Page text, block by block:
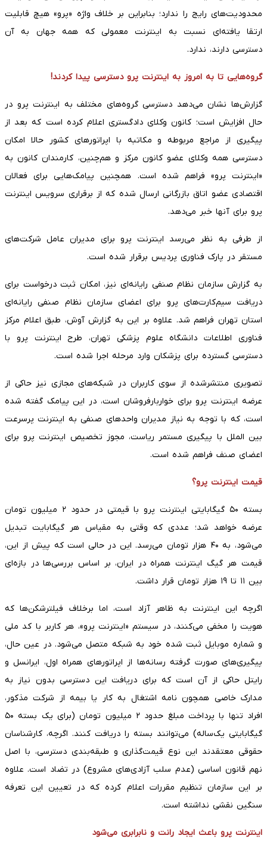
محدودیت‌های رایج را ندارد؛ بنابراین بر خلاف واژه «پرو» هیچ قابلیت
ارتقا یافته‌ای نسبت به اینترنت معمولی که همه جهان به آن
دسترسی دارند، ندارد.
گروه‌هایی تا به امروز به اینترنت پرو دسترسی پیدا کردند!
گزارش‌ها نشان می‌دهد دسترسی گروه‌های مختلف به اینترنت پرو در
حال افزایش است؛ کانون وکلای دادگستری اعلام کرده است که بعد از
پیگیری از مراجع مربوطه و مکاتبه با اپراتور‌های کشور حالا امکان
دسترسی همه وکلای عضو کانون مرکز و هم‌چنین، کارمندان کانون به
«اینترنت پرو» فراهم شده است. همچنین پیامک‌هایی برای فعالان
اقتصادی عضو اتاق بازرگانی ارسال شده که از برقراری سرویس اینترنت
پرو برای آنها خبر می‌دهد.
از طرفی به نظر می‌رسد اینترنت پرو برای مدیران عامل شرکت‌های
مستقر در پارک فناوری پردیس برقرار شده است.
به گزارش سازمان نظام صنفی رایانه‌ای نیز، امکان ثبت درخواست برای
دریافت سیم‌کارت‌های پرو برای اعضای سازمان نظام صنفی رایانه‌ای
استان تهران فراهم شد. علاوه بر این به گزارش آوش، طبق اعلام مرکز
فناوری اطلاعات دانشگاه علوم پزشکی تهران، طرح اینترنت پرو با
دسترسی گسترده برای پزشکان وارد مرحله اجرا شده است.
تصویری منتشرشده از سوی کاربران در شبکه‌های مجازی نیز حاکی از
عرضه اینترنت پرو برای خواربارفروشان است، در این پیامک گفته شده
است، که با توجه به نیاز مدیران واحد‌های صنفی به اینترنت پرسرعت
بین الملل با پیگیری مستمر ریاست، مجوز تخصیص اینترنت پرو برای
اعضای صنف فراهم شده است.
قیمت اینترنت پرو؟
بسته ۵۰ گیگابایتی اینترنت پرو با قیمتی در حدود ۲ میلیون تومان
عرضه خواهد شد؛ عددی که وقتی به مقیاس هر گیگابایت تبدیل
می‌شود، به ۴۰ هزار تومان می‌رسد. این در حالی است که پیش از این،
قیمت هر گیگ اینترنت همراه در ایران، بر اساس بررسی‌ها در بازه‌ای
بین ۱۱ تا ۱۹ هزار تومان قرار داشت.
اگرچه این اینترنت به ظاهر آزاد است، اما برخلاف فیلترشکن‌ها که
هویت را مخفی می‌کنند، در سیستم «اینترنت پرو»، هر کاربر با کد ملی
و شماره موبایل ثبت شده خود به شبکه متصل می‌شود. در عین حال،
پیگیری‌های صورت گرفته رسانه‌ها از اپراتور‌های همراه اول، ایرانسل و
رایتل حاکی از آن است که برای دریافت این دسترسی بدون نیاز به
مدارک خاصی همچون نامه اشتغال به کار یا بیمه از شرکت مذکور،
افراد تنها با پرداخت مبلغ حدود ۲ میلیون تومان (برای یک بسته ۵۰
گیگابایتی یک‌ساله) می‌توانند بسته را دریافت کنند. اگرچه، کارشناسان
حقوقی معتقدند این نوع قیمت‌گذاری و طبقه‌بندی دسترسی، با اصل
نهم قانون اساسی (عدم سلب آزادی‌های مشروع) در تضاد است. علاوه
بر این سازمان تنظیم مقررات اعلام کرده که در تعیین این تعرفه
سنگین نقشی نداشته است.
اینترنت پرو باعث ایجاد رانت و نابرابری می‌شود